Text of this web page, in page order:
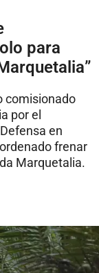
para
comisionado
por el
en
frenar
Marquetalia.